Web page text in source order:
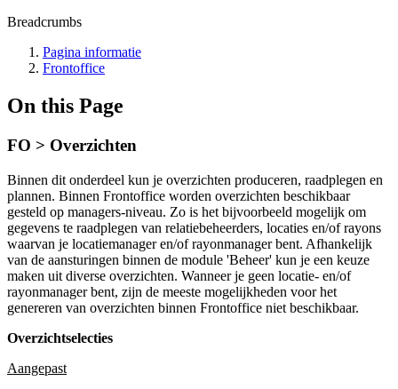
Breadcrumbs
Pagina informatie
Frontoffice
On this Page
FO > Overzichten
Binnen dit onderdeel kun je overzichten produceren, raadplegen en
plannen. Binnen Frontoffice worden overzichten beschikbaar
gesteld op managers-niveau. Zo is het bijvoorbeeld mogelijk om
gegevens te raadplegen van relatiebeheerders, locaties en/of rayons
waarvan je locatiemanager en/of rayonmanager bent. Afhankelijk
van de aansturingen binnen de module 'Beheer' kun je een keuze
maken uit diverse overzichten. Wanneer je geen locatie- en/of
rayonmanager bent, zijn de meeste mogelijkheden voor het
genereren van overzichten binnen Frontoffice niet beschikbaar.
Overzichtselecties
Aangepast